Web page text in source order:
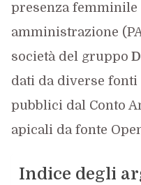
presenza
amministrazione
società del gruppo
dati da diverse
pubblici dal Conto
apicali da fonte
Indice degli